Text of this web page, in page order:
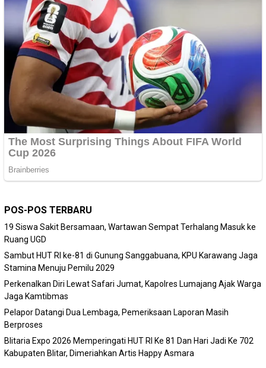
POS-POS TERBARU
19 Siswa Sakit Bersamaan, Wartawan Sempat Terhalang Masuk ke
Ruang UGD
Sambut HUT RI ke-81 di Gunung Sanggabuana, KPU Karawang Jaga
Stamina Menuju Pemilu 2029
Perkenalkan Diri Lewat Safari Jumat, Kapolres Lumajang Ajak Warga
Jaga Kamtibmas
Pelapor Datangi Dua Lembaga, Pemeriksaan Laporan Masih
Berproses
Blitaria Expo 2026 Memperingati HUT RI Ke 81 Dan Hari Jadi Ke 702
Kabupaten Blitar, Dimeriahkan Artis Happy Asmara